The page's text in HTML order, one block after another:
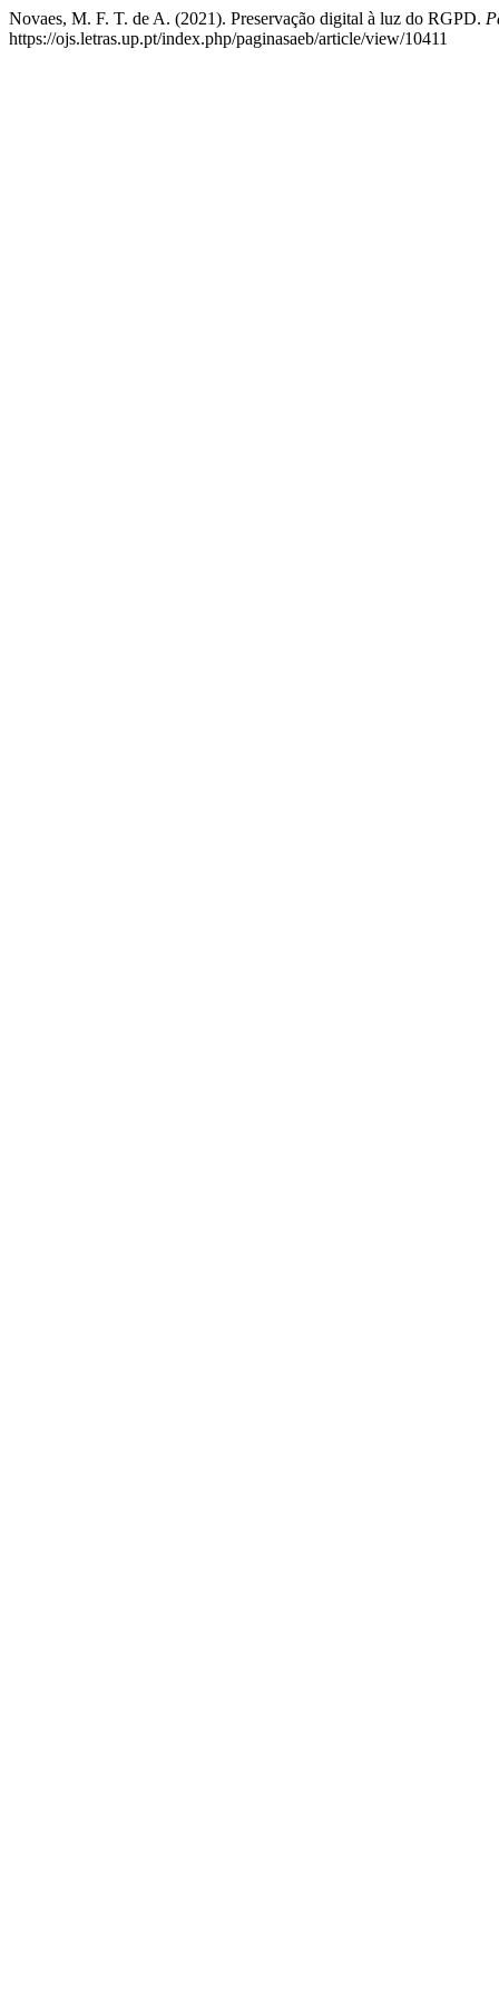
Novaes, M. F. T. de A. (2021). Preservação digital à luz do RGPD.
https://ojs.letras.up.pt/index.php/paginasaeb/article/view/10411